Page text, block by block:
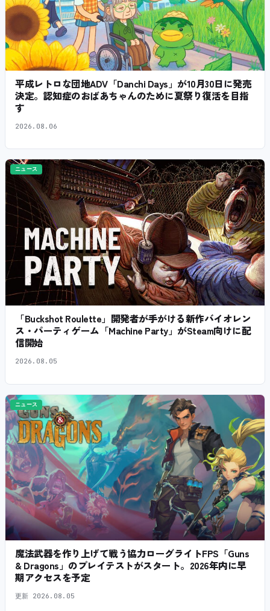
平成レトロな団地ADV「Danchi Days」が10月30日に発売
決定。認知症のおばあちゃんのために夏祭り復活を目指
す
2026.08.06
ニュース
「Buckshot Roulette」開発者が手がける新作バイオレン
ス・パーティゲーム「Machine Party」がSteam向けに配
信開始
2026.08.05
ニュース
魔法武器を作り上げて戦う協力ローグライトFPS「Guns
& Dragons」のプレイテストがスタート。2026年内に早
期アクセスを予定
更新 2026.08.05